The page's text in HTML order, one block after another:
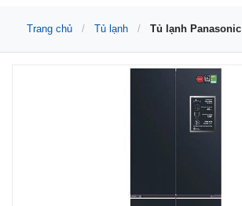
Trang chủ Tủ lạnh Tủ lạnh Panasonic